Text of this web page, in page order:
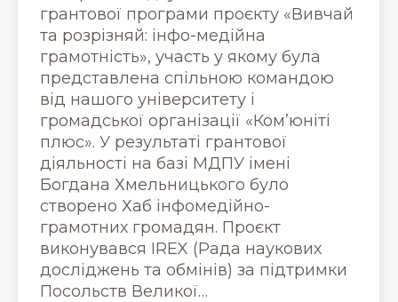
грантової програми проєкту «Вивчай
та розрізняй: інфо-медійна
грамотність», участь у якому була
представлена спільною командою
від нашого університету і
громадської організації «Ком’юніті
плюс». У результаті грантової
діяльності на базі МДПУ імені
Богдана Хмельницького було
створено Хаб інфомедійно-
грамотних громадян. Проєкт
виконувався IREX (Рада наукових
досліджень та обмінів) за підтримки
Посольств Великої…